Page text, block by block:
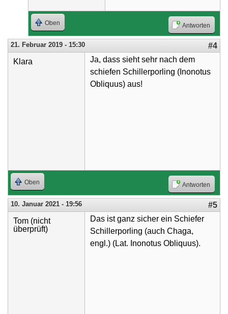
Oben Antworten
21. Februar 2019 - 15:30
#4
Klara
Ja, dass sieht sehr nach dem
schiefen Schillerporling (Inonotus
Obliquus) aus!
Oben Antworten
10. Januar 2021 - 19:56
#5
Tom (nicht
überprüft)
Das ist ganz sicher ein Schiefer
Schillerporling (auch Chaga,
engl.) (Lat. Inonotus Obliquus).